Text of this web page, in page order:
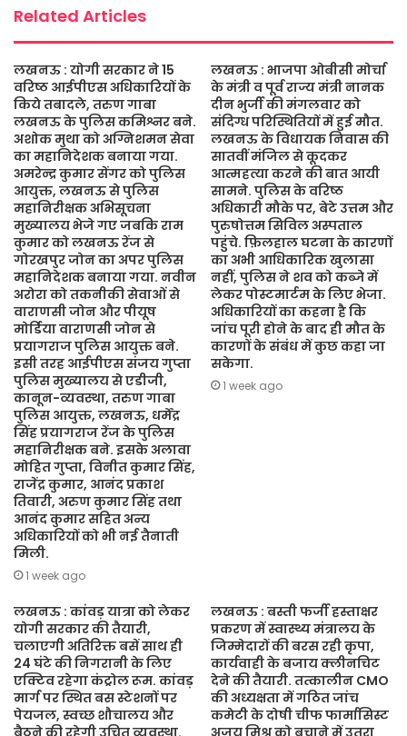
Related Articles
लखनऊ : योगी सरकार ने 15
वरिष्ठ आईपीएस अधिकारियों के
किये तबादले, तरुण गाबा
लखनऊ के पुलिस कमिश्नर बने.
अशोक मुथा को अग्निशमन सेवा
का महानिदेशक बनाया गया.
अमरेन्द्र कुमार सेंगर को पुलिस
आयुक्त, लखनऊ से पुलिस
महानिरीक्षक अभिसूचना
मुख्यालय भेजे गए जबकि राम
कुमार को लखनऊ रेंज से
गोरखपुर जोन का अपर पुलिस
महानिदेशक बनाया गया. नवीन
अरोरा को तकनीकी सेवाओं से
वाराणसी जोन और पीयूष
मोर्डिया वाराणसी जोन से
प्रयागराज पुलिस आयुक्त बने.
इसी तरह आईपीएस संजय गुप्ता
पुलिस मुख्यालय से एडीजी,
कानून-व्यवस्था, तरुण गाबा
पुलिस आयुक्त, लखनऊ, धर्मेंद्र
सिंह प्रयागराज रेंज के पुलिस
महानिरीक्षक बने. इसके अलावा
मोहित गुप्ता, विनीत कुमार सिंह,
राजेंद्र कुमार, आनंद प्रकाश
तिवारी, अरुण कुमार सिंह तथा
आनंद कुमार सहित अन्य
अधिकारियों को भी नई तैनाती
मिली.
1 week ago
लखनऊ : भाजपा ओबीसी मोर्चा
के मंत्री व पूर्व राज्य मंत्री नानक
दीन भुर्जी की मंगलवार को
संदिग्ध परिस्थितियों में हुई मौत.
लखनऊ के विधायक निवास की
सातवीं मंजिल से कूदकर
आत्महत्या करने की बात आयी
सामने. पुलिस के वरिष्ठ
अधिकारी मौके पर, बेटे उत्तम और
पुरुषोत्तम सिविल अस्पताल
पहुंचे. फ़िलहाल घटना के कारणों
का अभी आधिकारिक खुलासा
नहीं, पुलिस ने शव को कब्जे में
लेकर पोस्टमार्टम के लिए भेजा.
अधिकारियों का कहना है कि
जांच पूरी होने के बाद ही मौत के
कारणों के संबंध में कुछ कहा जा
सकेगा.
1 week ago
लखनऊ : कांवड़ यात्रा को लेकर
योगी सरकार की तैयारी,
चलाएगी अतिरिक्त बसें साथ ही
24 घंटे की निगरानी के लिए
एक्टिव रहेगा कंट्रोल रूम. कांवड़
मार्ग पर स्थित बस स्टेशनों पर
पेयजल, स्वच्छ शौचालय और
बैठने की रहेगी उचित व्यवस्था.
लखनऊ : बस्ती फर्जी हस्ताक्षर
प्रकरण में स्वास्थ्य मंत्रालय के
जिम्मेदारों की बरस रही कृपा,
कार्यवाही के बजाय क्लीनचिट
देने की तैयारी. तत्कालीन CMO
की अध्यक्षता में गठित जांच
कमेटी के दोषी चीफ फार्मासिस्ट
अजय मिश्र को बचाने में उतरा